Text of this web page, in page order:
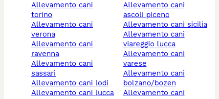
allevamento cani
torino
allevamento cani
verona
allevamento cani
ravenna
allevamento cani
sassari
allevamento cani lodi
allevamento cani lucca
allevamento cani
ascoli piceno
allevamento cani sicilia
allevamento cani
viareggio lucca
allevamento cani
varese
allevamento cani
bolzano/bozen
allevamento cani